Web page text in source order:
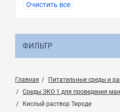
Очистить все
ФИЛЬТР
Главная
Питательные среды и
Среды ЭКО 1 для проведения
Кислый раствор Тироде